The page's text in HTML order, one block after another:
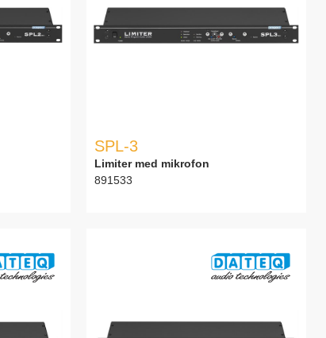
SPL-3
Limiter med mikrofon
891533